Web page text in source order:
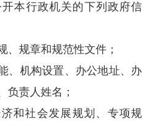
本行政机关的下列政府信
、规章和规范性文件；
、机构设置、办公地址、办
负责人姓名；
济和社会发展规划、专项规